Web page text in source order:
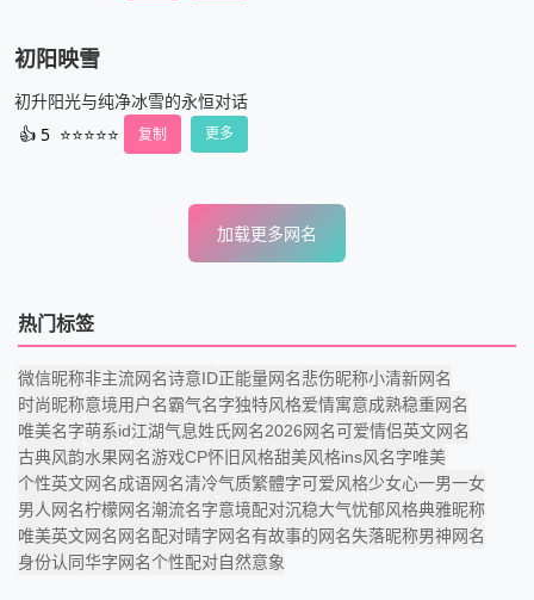
初阳映雪
初升阳光与纯净冰雪的永恒对话
👍 5 ⭐⭐⭐⭐⭐ 复制 更多
加载更多网名
热门标签
微信昵称非主流网名诗意ID正能量网名悲伤昵称小清新网名
时尚昵称意境用户名霸气名字独特风格爱情寓意成熟稳重网名
唯美名字萌系id江湖气息姓氏网名2026网名可爱情侣英文网名
古典风韵水果网名游戏CP怀旧风格甜美风格ins风名字唯美
个性英文网名成语网名清冷气质繁體字可爱风格少女心一男一女
男人网名柠檬网名潮流名字意境配对沉稳大气忧郁风格典雅昵称
唯美英文网名 网名配对晴字网名有故事的网名失落昵称男神网名
身份认同华字网名个性配对自然意象